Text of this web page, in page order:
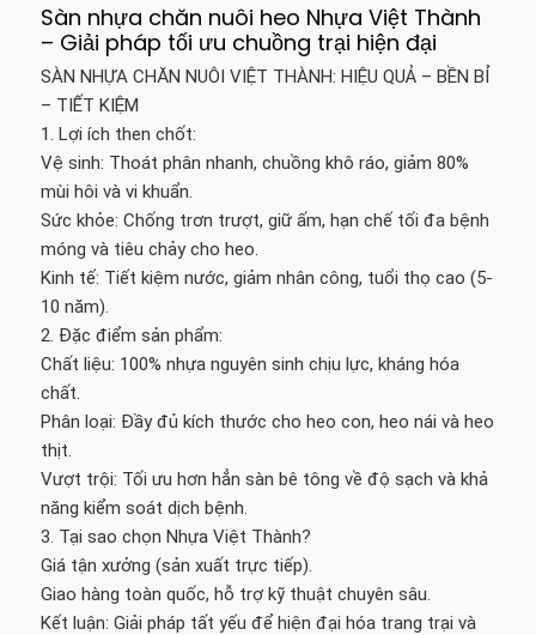
Sàn nhựa chăn nuôi heo Nhựa Việt Thành
– Giải pháp tối ưu chuồng trại hiện đại
SÀN NHỰA CHĂN NUÔI VIỆT THÀNH: HIỆU QUẢ – BỀN BỈ
– TIẾT KIỆM
1. Lợi ích then chốt:
Vệ sinh: Thoát phân nhanh, chuồng khô ráo, giảm 80%
mùi hôi và vi khuẩn.
Sức khỏe: Chống trơn trượt, giữ ấm, hạn chế tối đa bệnh
móng và tiêu chảy cho heo.
Kinh tế: Tiết kiệm nước, giảm nhân công, tuổi thọ cao (5-
10 năm).
2. Đặc điểm sản phẩm:
Chất liệu: 100% nhựa nguyên sinh chịu lực, kháng hóa
chất.
Phân loại: Đầy đủ kích thước cho heo con, heo nái và heo
thịt.
Vượt trội: Tối ưu hơn hẳn sàn bê tông về độ sạch và khả
năng kiểm soát dịch bệnh.
3. Tại sao chọn Nhựa Việt Thành?
Giá tận xưởng (sản xuất trực tiếp).
Giao hàng toàn quốc, hỗ trợ kỹ thuật chuyên sâu.
Kết luận: Giải pháp tất yếu để hiện đại hóa trang trại và